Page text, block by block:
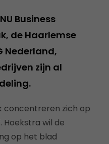
Business
de Haarlemse
Nederland,
zijn al
concentreren zich op
wil de
op het blad